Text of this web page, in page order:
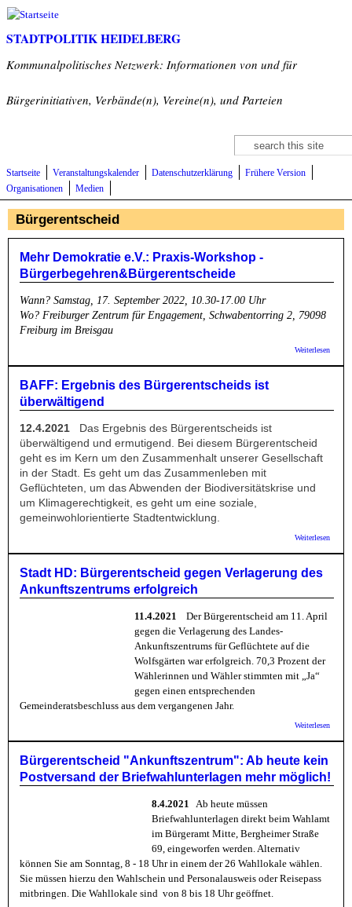
Direkt zum Inhalt
STADTPOLITIK HEIDELBERG
Kommunalpolitisches Netzwerk: Informationen von und für
Bürgerinitiativen, Verbände(n), Vereine(n), und Parteien
Suchformular
Suche
Startseite Veranstaltungskalender Datenschutzerklärung
Frühere Version
Organisationen
Medien
Bürgerentscheid
Mehr Demokratie e.V.: Praxis-Workshop -
Bürgerbegehren&Bürgerentscheide
Wann? Samstag, 17. September 2022, 10.30-17.00 Uhr
Wo? Freiburger Zentrum für Engagement, Schwabentorring 2, 79098
Freiburg im Breisgau
Weiterlesen
BAFF: Ergebnis des Bürgerentscheids ist
überwältigend
12.4.2021
Das Ergebnis des Bürgerentscheids ist
überwältigend und ermutigend. Bei diesem Bürgerentscheid
geht es im Kern um den Zusammenhalt unserer Gesellschaft
in der Stadt. Es geht um das Zusammenleben mit
Geflüchteten, um das Abwenden der Biodiversitätskrise und
um Klimagerechtigkeit, es geht um eine soziale,
gemeinwohlorientierte Stadtentwicklung.
Weiterlesen
Stadt HD: Bürgerentscheid gegen Verlagerung des
Ankunftszentrums erfolgreich
11.4.2021
Der Bürgerentscheid am 11. April
gegen die Verlagerung des Landes-
Ankunftszentrums für Geflüchtete auf die
Wolfsgärten war erfolgreich. 70,3 Prozent der
Wählerinnen und Wähler stimmten mit „Ja“
gegen einen entsprechenden
Gemeinderatsbeschluss aus dem vergangenen Jahr.
Weiterlesen
gegen
Bürgerentscheid "Ankunftszentrum": Ab heute kein
Postversand der Briefwahlunterlagen mehr möglich!
8.4.2021
Ab heute müssen
Briefwahlunterlagen direkt beim Wahlamt
im Bürgeramt Mitte, Bergheimer Straße
69, eingeworfen werden. Alternativ
können Sie am Sonntag, 8 - 18 Uhr in einem der 26 Wahllokale wählen.
Sie müssen hierzu den Wahlschein und Personalausweis oder Reisepass
mitbringen. Die Wahllokale sind von 8 bis 18 Uhr geöffnet.